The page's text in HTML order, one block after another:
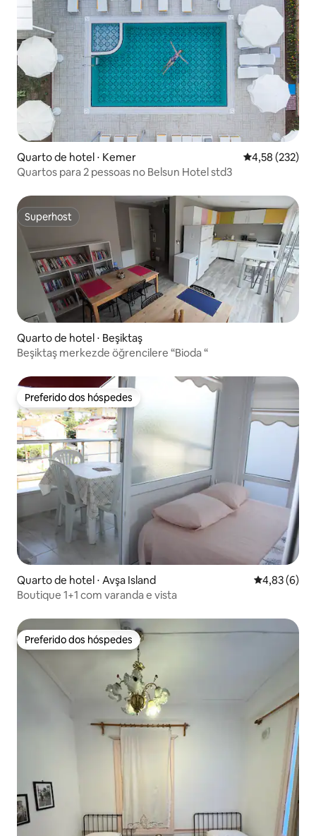
Quarto de hotel ⋅ Kemer 4,58 de uma
4,58 (232)
Quartos para 2 pessoas no Belsun Hotel std3
Superhost
Superhost
Quarto de hotel ⋅ Beşiktaş
Beşiktaş merkezde öğrencilere “Bioda “
Preferido dos hóspedes
Preferido dos hóspedes
Quarto de hotel ⋅ Avşa Island 4,83 de uma
4,83 (6)
Boutique 1+1 com varanda e vista
Preferido dos hóspedes
Preferido dos hóspedes